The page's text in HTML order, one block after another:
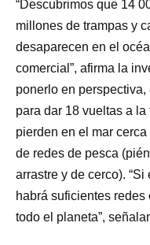
“Descubrimos que 14
millones de trampas y
desaparecen en el
comercial”, afirma la
ponerlo en
para dar 18 vueltas a
pierden en el mar
de redes de pesca
arrastre y de cerco).
habrá suficientes
todo el planeta”,